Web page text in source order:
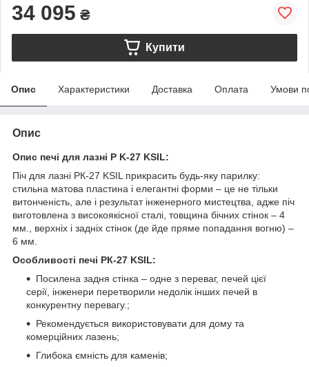
34 095 ₴
Купити
Опис Характеристики Доставка Оплата Умови
Опис
Опис печі для лазні P K-27 KSIL:
Піч для лазні РК-27 KSIL прикрасить будь-яку парилку:
стильна матова пластина і елегантні форми – це не тільки
витонченість, але і результат інженерного мистецтва, адже піч
виготовлена з високоякісної сталі, товщина бічних стінок – 4
мм., верхніх і задніх стінок (де йде пряме попадання вогню) –
6 мм.
Особливості печі РК-27 KSIL:
Посилена задня стінка – одне з переваг, печей цієї
серії, інженери перетворили недолік інших печей в
конкурентну перевагу.;
Рекомендується використовувати для дому та
комерційних лазень;
Глибока ємність для каменів;